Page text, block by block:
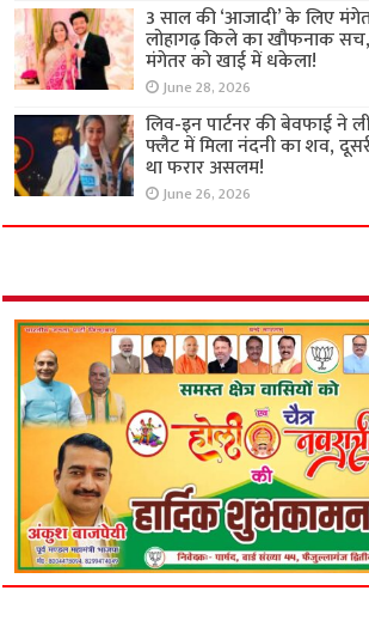
3 साल की ‘आजादी’ के लिए
लोहागढ़ किले का खौफनाक
मंगेतर को खाई में धकेला!
June 28, 2026
लिव-इन पार्टनर की बेवफाई ने
फ्लैट में मिला नंदनी का शव,
था फरार असलम!
June 26, 2026